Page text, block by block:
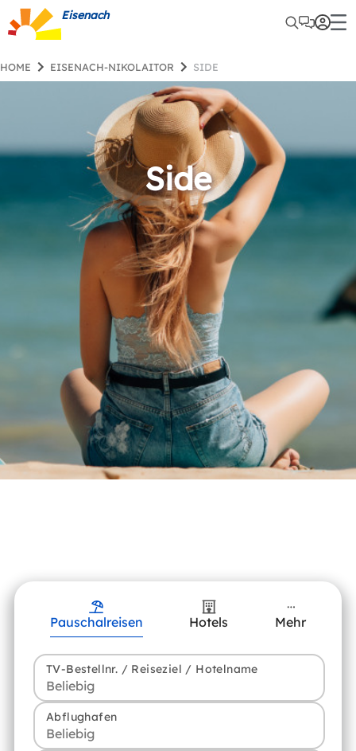
Eisenach
HOME EISENACH-NIKOLAITOR SIDE
Side
Pauschalreisen Hotels Mehr
TV-Bestellnr. / Reiseziel / Hotelname
Abflughafen